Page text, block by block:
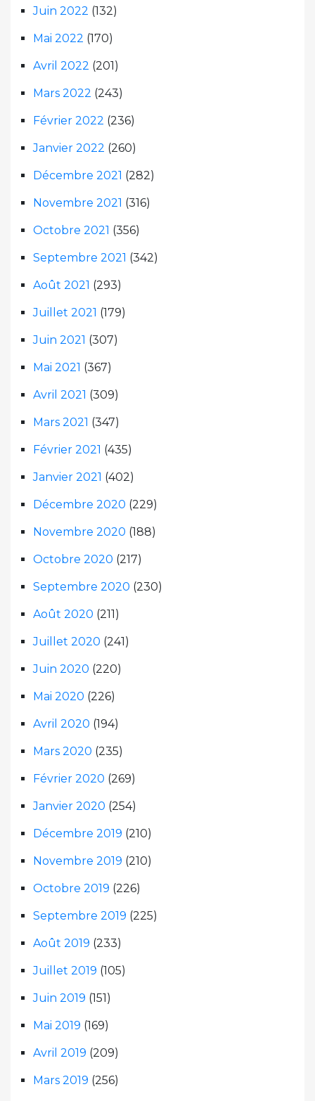
Juin 2022 (132)
Mai 2022 (170)
Avril 2022 (201)
Mars 2022 (243)
Février 2022 (236)
Janvier 2022 (260)
Décembre 2021 (282)
Novembre 2021 (316)
Octobre 2021 (356)
Septembre 2021 (342)
Août 2021 (293)
Juillet 2021 (179)
Juin 2021 (307)
Mai 2021 (367)
Avril 2021 (309)
Mars 2021 (347)
Février 2021 (435)
Janvier 2021 (402)
Décembre 2020 (229)
Novembre 2020 (188)
Octobre 2020 (217)
Septembre 2020 (230)
Août 2020 (211)
Juillet 2020 (241)
Juin 2020 (220)
Mai 2020 (226)
Avril 2020 (194)
Mars 2020 (235)
Février 2020 (269)
Janvier 2020 (254)
Décembre 2019 (210)
Novembre 2019 (210)
Octobre 2019 (226)
Septembre 2019 (225)
Août 2019 (233)
Juillet 2019 (105)
Juin 2019 (151)
Mai 2019 (169)
Avril 2019 (209)
Mars 2019 (256)